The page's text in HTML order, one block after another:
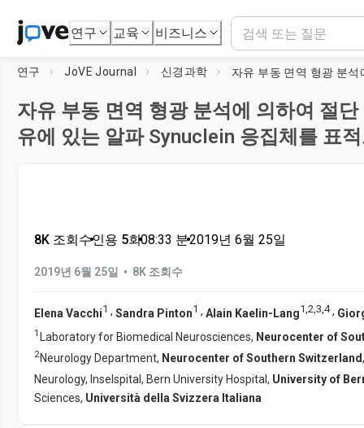
연구 교육 비즈니스
연구 JoVE Journal 신경과학
자유 부동 면역 형광 분석에 의하여 절
유에 있는 알파 Synuclein 응집체를 표
8K 조회수•인용 5회•08:33 분•2019년 6월 25일
2019년 6월 25일 • 8K 조회수
Elena Vacchi1 , Sandra Pinton1 , Alain Kaelin-Lang1,2,3,4,
1 Laboratory for Biomedical Neurosciences, Neurocenter of
2Neurology Department, Neurocenter of Southern Switzerland
Neurology, Inselspital, Bern University Hospital, University of
Sciences, Università della Svizzera Italiana